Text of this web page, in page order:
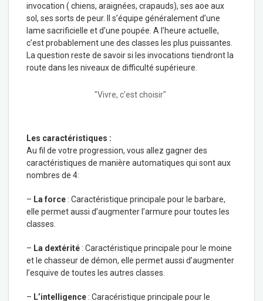
invocation ( chiens, araignées, crapauds), ses aoe aux
sol, ses sorts de peur. Il s’équipe généralement d’une
lame sacrificielle et d’une poupée. A l’heure actuelle,
c’est probablement une des classes les plus puissantes.
La question reste de savoir si les invocations tiendront la
route dans les niveaux de difficulté supérieure.
"Vivre, c'est choisir"
Les caractéristiques :
Au fil de votre progression, vous allez gagner des
caractéristiques de manière automatiques qui sont aux
nombres de 4:
– La force : Caractéristique principale pour le barbare,
elle permet aussi d’augmenter l’armure pour toutes les
classes.
– La dextérité : Caractéristique principale pour le moine
et le chasseur de démon, elle permet aussi d’augmenter
l’esquive de toutes les autres classes.
– L’intelligence : Caracéristique principale pour le